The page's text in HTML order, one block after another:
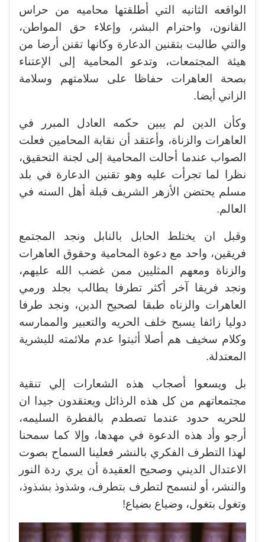
الواقعه الثانيه التي أطلقتها محاميه من حراس
القانون، واحترام البشر، وإعلاء حق المواطن،
والتي طالبت بتقنين الدعارة وكانها تقنن أرضا من
هيئة المجتمعات، وتدعو المحامية إلى الإعتناء
بصحة العاهرات حفاظا على سلامتهم وسلامة
الزاني أيضا.
وكأن الدين لم يبين حكمه العادل المبرر في
العاهرات والزناة، وأعتقد أن نقابة المحامين فعلت
الصواب عندما أحالت المحامية إلى لجنة التحقيق،
نظرا لما تجرأت عليه وهو تقنين الدعارة في بلد
مسلم يحتضن الأزهر الشريف قبلة أهل السنه في
العالم.
وقبل ان يختلط الحابل بالنابل ونجد المجتمع
فريقين، واحد مع دعوة المحامية وحقوق العاهرات
والزناة ومعهم المثليين ممن غضب الله عليهم،
ونجد فريقا آخر أكثر تطرفا يطالب بجلد ورمي
العاهرات والزناه طبقا لصحيح الدين، ونجد طرفا
دوليا زائفا يسبح خلف الحريه والتعبير والممارسه
وكلام سخيف هم أصلا أثبتوا عدم ملائمته للبشرية
المعتدلة.
بل ويسعوا أصجاب هذه الشعارات إلي تنقية
مجتمعاتهم من كل هذه الرذائل ويعتقدون جيدا ان
للحريه حدود عندما تصطدم بالفطرة السليمه،
أرجو وأد هذه الدعوة في مهدها، وإلا كما سمحنا
لهذا التطرف الفكري بالنشر فعلينا السماح بصوت
الاعتدال الديني وصحيح العقيدة أن يري ردة النور
والنشر، أو لنسمح لتطرف بتطرف، وشذوذ بشذوذ،
وتغول بتغول، وضياع بضياع!